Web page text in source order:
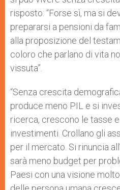
risposto: “Forse sì, ma si
prepararsi a pensioni da
alla proposizione del
coloro che parlano di vita
vissuta”.
“Senza crescita
produce meno PIL e si
ricerca, crescono le tasse
investimenti. Crollano gli
per il mercato. Si rinuncia
sarà meno budget per
Paesi con una visione